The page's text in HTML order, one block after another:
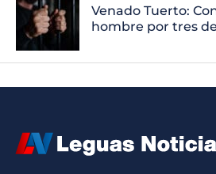
Venado Tuerto:
hombre por tres